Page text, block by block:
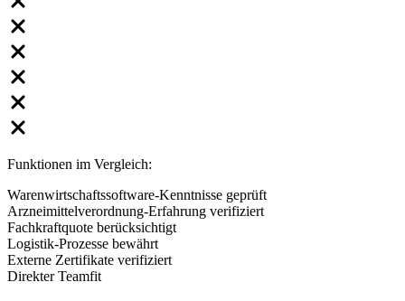
Funktionen im Vergleich:
Warenwirtschaftssoftware-Kenntnisse geprüft
Arzneimittelverordnung-Erfahrung verifiziert
Fachkraftquote berücksichtigt
Logistik-Prozesse bewährt
Externe Zertifikate verifiziert
Direkter Teamfit